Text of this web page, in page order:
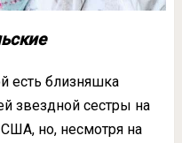
есть близняшка
звездной сестры на
но, несмотря на